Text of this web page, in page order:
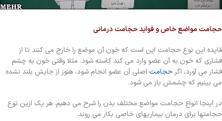
حجامت مواضع خاص و فواید حجامت درمانی
فایده این نوع حجامت این است که خون آن موضع را خارج می کنند تا از
فشاری که خون به آن عضو وارد می کند کاسته شود. مثلا وقتی خون به چشم
فشار می آورد، اگر حجامت اصلی آن عضو انجام شود، هنوز از جایش بلند نشده
می بینیم که چشمش باز می شود.
در اینجا انواع حجامت مواضع مختلف بدن را شرح می دهیم. هر یک ازین نوع
حجامتها برای درمان بیماریهای خاصی بکار می روند.